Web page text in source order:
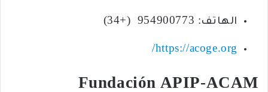
الهاتف: 954900773 (+34)
https://acoge.org/
Fundación APIP-ACAM